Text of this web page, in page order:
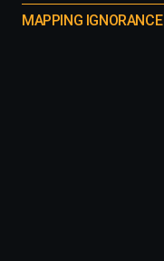
MAPPING IGNORANCE